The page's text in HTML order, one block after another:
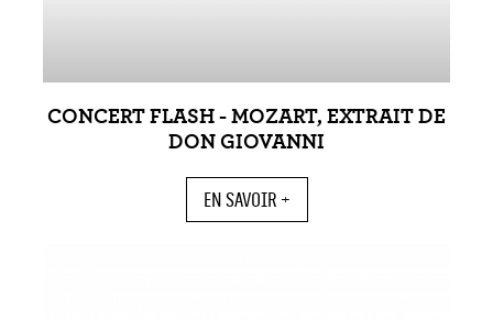
CONCERT FLASH - MOZART, EXTRAIT DE
DON GIOVANNI
EN SAVOIR +